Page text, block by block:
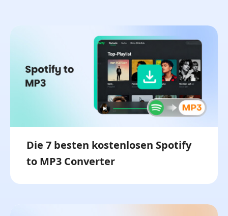
Die 7 besten kostenlosen Spotify
to MP3 Converter